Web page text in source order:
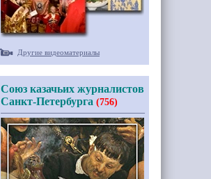
Другие видеоматериалы
Союз казачьих журналистов
Санкт-Петербурга (756)